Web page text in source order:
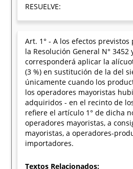
RESUELVE:
Art. 1° - A los efectos
la Resolución General N°
corresponderá aplicar la
(3 %) en sustitución de la del
únicamente cuando los
los operadores mayoristas
adquiridos - en el recinto de
refiere el artículo 1° de dicha
operadores mayoristas, a
mayoristas, a operadores-
importadores.
Textos Relacionados: